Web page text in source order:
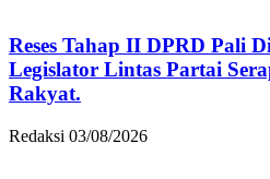
Reses Tahap II DPRD Pali
Legislator Lintas Partai
Rakyat.
Redaksi 03/08/2026